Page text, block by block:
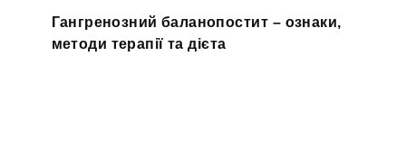
Гангренозний баланопостит – ознаки,
методи терапії та дієта